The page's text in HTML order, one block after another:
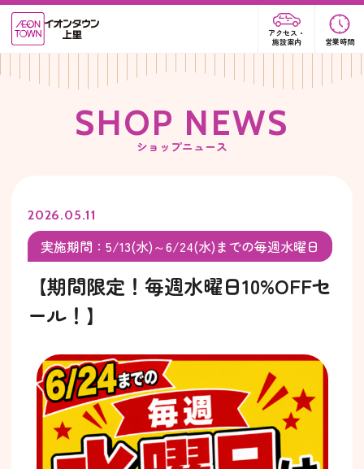
アクセス・
施設案内
営業時間
SHOP NEWS
ショップニュース
2026.05.11
実施期間：5/13(水)～6/24(水)までの毎週水曜日
【期間限定！毎週水曜日10%OFFセ
ール！】